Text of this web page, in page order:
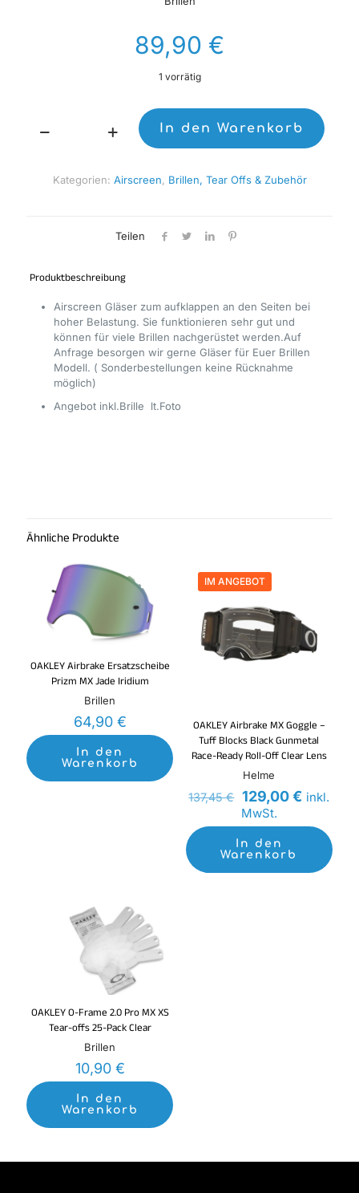
89,90 €
1 vorrätig
Airscreen
In den Warenkorb
Kategorien: Airscreen, Brillen, Tear Offs & Zubehör
Teilen
Produktbeschreibung
Airscreen Gläser zum aufklappen an den Seiten bei
hoher Belastung. Sie funktionieren sehr gut und
können für viele Brillen nachgerüstet werden.Auf
Anfrage besorgen wir gerne Gläser für Euer Brillen
Modell. ( Sonderbestellungen keine Rücknahme
möglich)
Angebot inkl.Brille lt.Foto
Ähnliche Produkte
OAKLEY Airbrake Ersatzscheibe
Prizm MX Jade Iridium
Brillen
64,90 €
In den
Warenkorb
IM ANGEBOT
OAKLEY Airbrake MX Goggle –
Tuff Blocks Black Gunmetal
Race-Ready Roll-Off Clear Lens
Helme
137,45€ Ursprünglicher
Preis
war:
137,45 €
129,00€
ist:
129,00
inkl.
MwSt.
In den
Warenkorb
OAKLEY O-Frame 2.0 Pro MX XS
Tear-offs 25-Pack Clear
Brillen
10,90 €
In den
Warenkorb